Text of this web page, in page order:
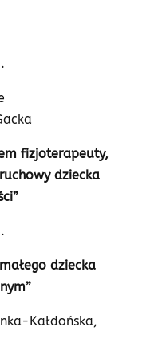
fizjoterapeuty,
dziecka
dziecka
Kałdońska,